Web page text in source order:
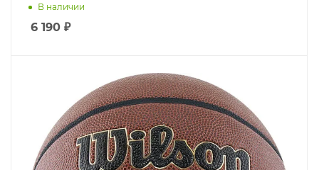
В наличии
6 190 ₽